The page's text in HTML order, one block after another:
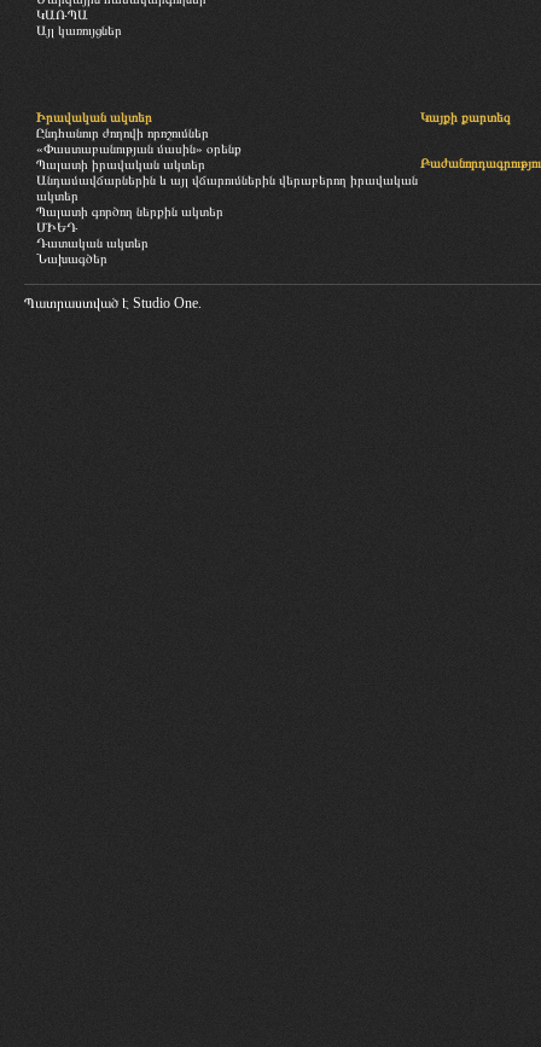
ԿԱՌՊԱ
Այլ կառույցներ
Իրավական ակտեր
Ընդհանուր ժողովի որոշումներ
«Փաստաբանության մասին» օրենք
Պալատի իրավական ակտեր
Անդամավճարներին և այլ վճարումներին վերաբերող իրավական
ակտեր
Պալատի գործող ներքին ակտեր
ՄԻԵԴ
Դատական ակտեր
Նախագծեր
Կայքի քարտեզ
Պատրաստված է Studio One.